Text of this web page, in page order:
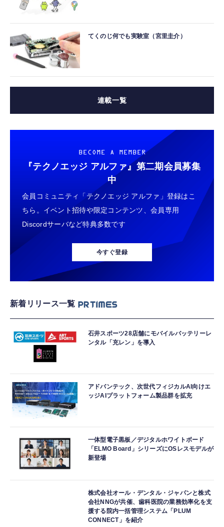
てくのじ何でも実験室（宮里圭介）
連載一覧
BECOME A MEMBER
『テクノエッジ アルファ』 第二期会員募集
中
会員コミュニティ「テクノエッジ アルファ」登録はこ
ちら。イベント招待や限定コンテンツ、会員専用
Discordサーバなど特典多数です
今すぐ登録
新着リリース一覧
石井スポーツ28店舗にモバイルバッテリーレ
ンタル「充レン」を導入
アドバンテック、次世代フィジカルAI向けエ
ッジAIプラットフォーム製品群を拡充
一体型電子黒板／デジタルホワイトボード
「ELMO Board」シリーズにOSレスモデルが
新登場
株式会社オール・デンタル・ジャパンと株式
会社NNGが共催、歯科医院の業務効率化を支
援する院内一括管理システム「PLUM
CONNECT」を紹介